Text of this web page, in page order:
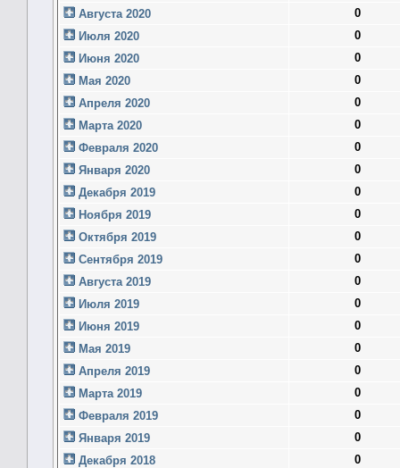
Августа 2020
0
Июля 2020
0
Июня 2020
0
Мая 2020
0
Апреля 2020
0
Марта 2020
0
Февраля 2020
0
Января 2020
0
Декабря 2019
0
Ноября 2019
0
Октября 2019
0
Сентября 2019
0
Августа 2019
0
Июля 2019
0
Июня 2019
0
Мая 2019
0
Апреля 2019
0
Марта 2019
0
Февраля 2019
0
Января 2019
0
Декабря 2018
0